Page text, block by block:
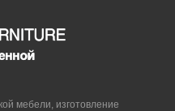
мебели, изготовление